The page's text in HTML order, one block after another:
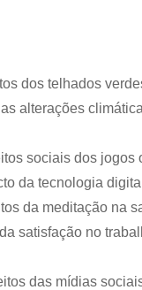
dos telhados
alterações
sociais dos
da tecnologia
da meditação na
satisfação no
das mídias